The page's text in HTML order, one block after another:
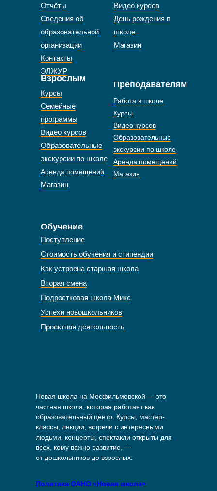
Отчёты
Сведения об
образовательной
организации
Контакты
ЭЛЖУР
Видео курсов
День рождения в
школе
Магазин
Взрослым
Новая школа на Мосфильмовской — это
частная школа, которая работает как
образовательный центр. Курсы, мастер-
классы, лекции, встречи с интересными
людьми, концерты, спектакли открыты для
всех, кому важно развитие, —
от дошкольников до взрослых.
Обучение
Курсы
Семейные
программы
Видео курсов
Образовательные
экскурсии по школе
Аренда помещений
Магазин
Преподавателям
Работа в школе
Курсы
Видео курсов
Образовательные
экскурсии по школе
Аренда помещений
Магазин
Поступление
Стоимость обучения и стипендии
Как устроена старшая школа
Вторая смена
Подростковая школа Микс
Успехи новошкольников
Проектная деятельность
Политика ОАНО «Новая школа»